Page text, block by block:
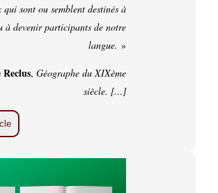
qui sont ou semblent destinés à
à devenir participants de notre
langue. »
Reclus,Géographe du XIXème
siècle. […]